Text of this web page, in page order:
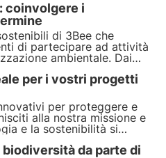
coinvolgere i
di 3Bee che
di partecipare ad attività
ambientale. Dai
nostra 3bee Academy
biodiversità, coinvolgete i
per i vostri progetti
per proteggere e
alla nostra missione e
e la sostenibilità si
più verde per le
da parte di